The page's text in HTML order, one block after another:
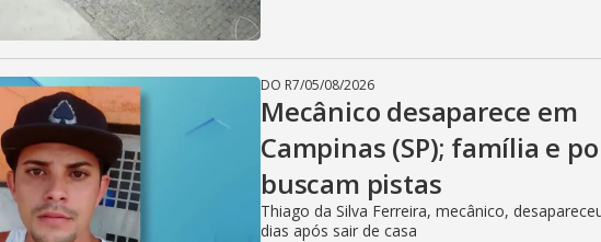
DO R7/05/08/2026
Mecânico desaparece em
Campinas (SP); família e
buscam pistas
Thiago da Silva Ferreira, mecânico,
dias após sair de casa